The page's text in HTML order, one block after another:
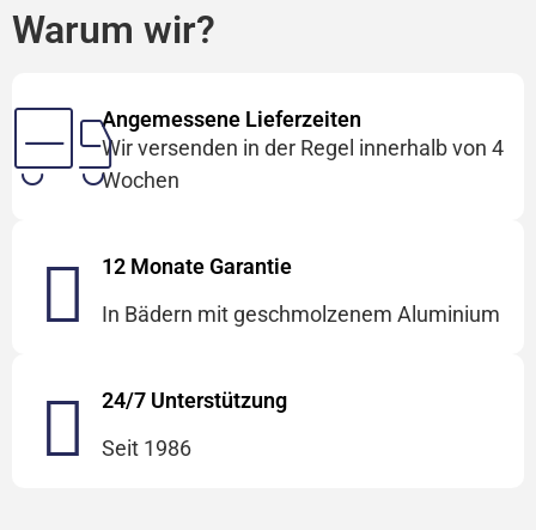
Warum wir?
Angemessene Lieferzeiten
Wir versenden in der Regel innerhalb von 4
Wochen
12 Monate Garantie
In Bädern mit geschmolzenem Aluminium
24/7 Unterstützung
Seit 1986